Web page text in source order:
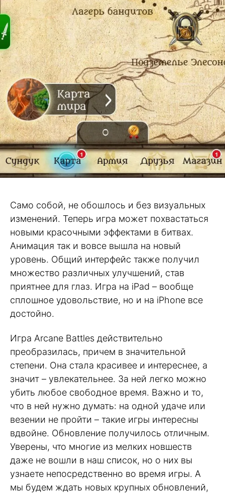
Само собой, не обошлось и без визуальных
изменений. Теперь игра может похвастаться
новыми красочными эффектами в битвах.
Анимация так и вовсе вышла на новый
уровень. Общий интерфейс также получил
множество различных улучшений, став
приятнее для глаз. Игра на iPad – вообще
сплошное удовольствие, но и на iPhone все
достойно.
Игра Arcane Battles действительно
преобразилась, причем в значительной
степени. Она стала красивее и интереснее, а
значит – увлекательнее. За ней легко можно
убить любое свободное время. Важно и то,
что в ней нужно думать: на одной удаче или
везении не пройти – такие игры интересны
вдвойне. Обновление получилось отличным.
Уверены, что многие из мелких новшеств
даже не вошли в наш список, но о них вы
узнаете непосредственно во время игры. А
мы будем ждать новых крупных обновлений,